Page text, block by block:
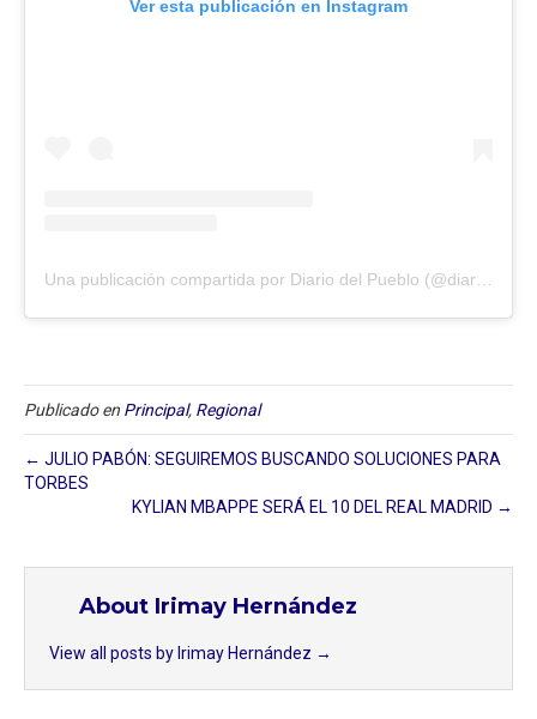
Ver esta publicación en Instagram
Publicado en Principal, Regional
← JULIO PABÓN: SEGUIREMOS BUSCANDO SOLUCIONES PARA
TORBES
KYLIAN MBAPPE SERÁ EL 10 DEL REAL MADRID →
About Irimay Hernández
View all posts by Irimay Hernández →